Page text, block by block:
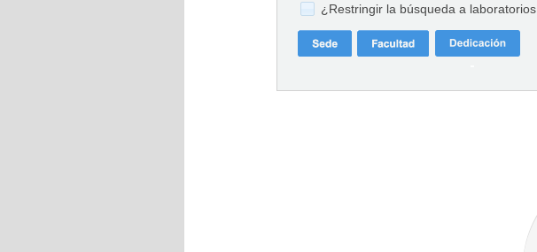
¿Restringir la búsqueda a laboratorios